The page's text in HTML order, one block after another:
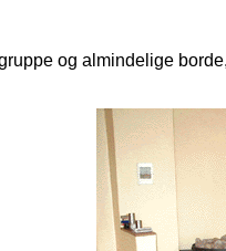
og almindelige